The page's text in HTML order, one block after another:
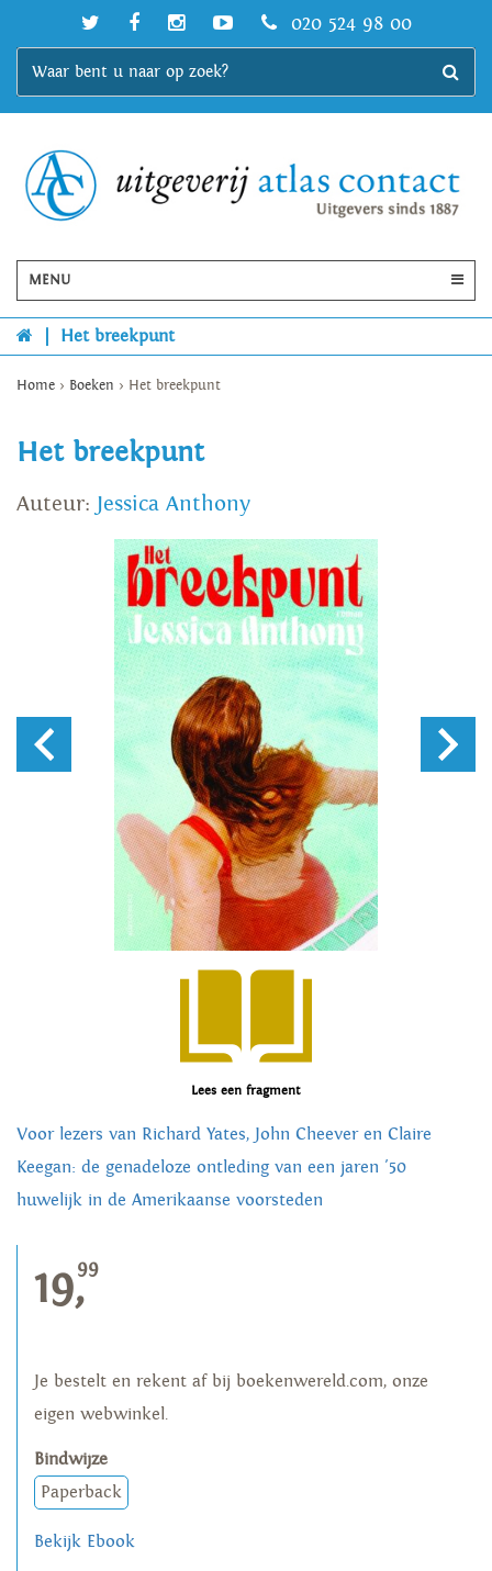
020 524 98 00
MENU
Het breekpunt
Home > Boeken > Het breekpunt
Het breekpunt
Auteur: Jessica Anthony
Lees een fragment
Voor lezers van Richard Yates, John Cheever en Claire
Keegan: de genadeloze ontleding van een jaren '50
huwelijk in de Amerikaanse voorsteden
19,99
Je bestelt en rekent af bij boekenwereld.com, onze
eigen webwinkel.
Bindwijze
Paperback
Bekijk Ebook